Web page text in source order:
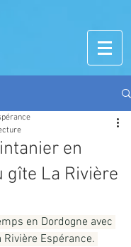
en
gîte La Rivière
en Dordogne avec
Espérance.